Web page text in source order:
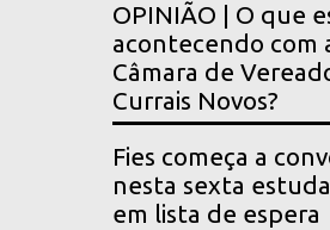
OPINIÃO | O que
acontecendo com
Câmara de
Currais Novos?
Fies começa a
nesta sexta
em lista de espera